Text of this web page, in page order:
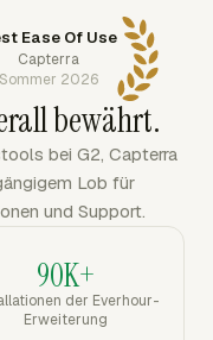
Ease Of Use
Capterra
Sommer 2026
bewährt.
bei G2, Capterra
Lob für
und Support.
90K+
der Everhour-
Erweiterung